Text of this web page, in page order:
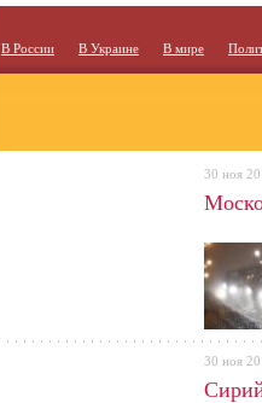
В России В Украине В мире
30 ноя
30 ноя